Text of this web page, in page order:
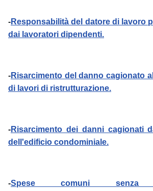
-Responsabilità del datore di lavoro
dai lavoratori dipendenti.
-Risarcimento del danno cagionato
di lavori di ristrutturazione.
-Risarcimento dei danni cagionati
dell'edificio condominiale.
-Spese comuni senza